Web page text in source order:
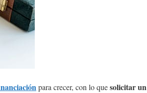
para crecer, con lo quesolicitar un